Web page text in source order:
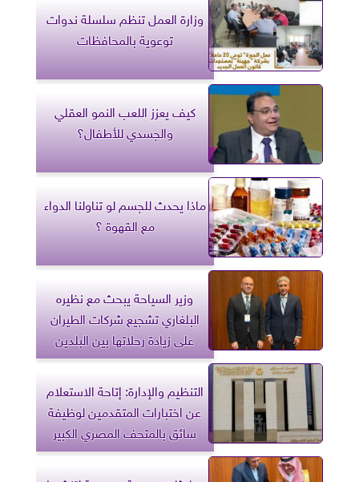
وزارة العمل تنظم سلسلة ندوات
توعوية بالمحافظات
كيف يعزز اللعب النمو العقلي
والجسدي للأطفال؟
ماذا يحدث للجسم لو تناولنا الدواء
مع القهوة ؟
وزير السياحة يبحث مع نظيره
البلغاري تشجيع شركات الطيران
على زيادة رحلاتها بين البلدين
التنظيم والإدارة: إتاحة الاستعلام
عن اختبارات المتقدمين لوظيفة
سائق بالمتحف المصري الكبير